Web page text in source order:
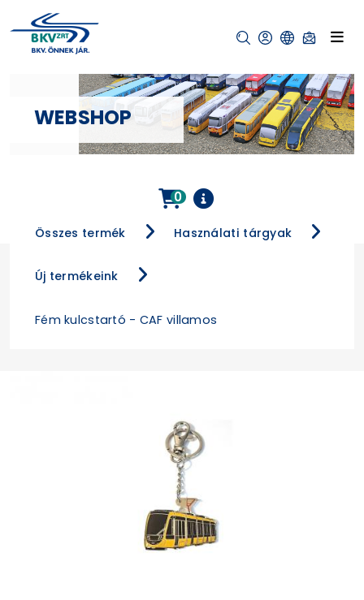
WEBSHOP
Összes termék Használati tárgyak
Új termékeink
Fém kulcstartó - CAF villamos
0